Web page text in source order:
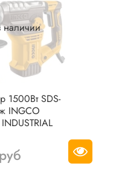
наличии
1500Вт SDS-
INGCO